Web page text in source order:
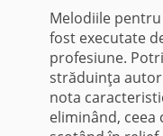
Melodiile
fost executate
profesiune.
străduinţa
nota
eliminând, ceea